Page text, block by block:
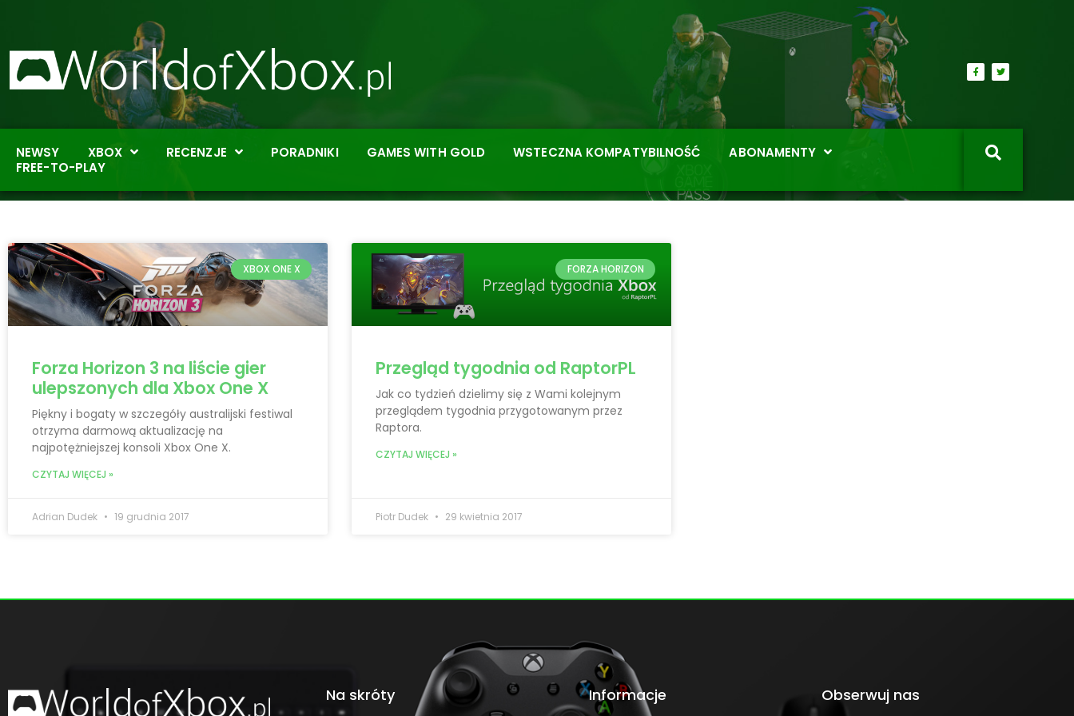
NEWSY XBOX RECENZJE PORADNIKI GAMES WITH GOLD WSTECZNA KOMPATYBILNOŚĆ
ABONAMENTY
FREE-TO-PLAY
XBOX ONE X
Forza Horizon 3 na liście gier
ulepszonych dla Xbox One X
Piękny i bogaty w szczegóły australijski festiwal
otrzyma darmową aktualizację na
najpotężniejszej konsoli Xbox One X.
CZYTAJ WIĘCEJ »
Adrian Dudek 19 grudnia 2017
FORZA HORIZON
Przegląd tygodnia od RaptorPL
Jak co tydzień dzielimy się z Wami kolejnym
przeglądem tygodnia przygotowanym przez
Raptora.
CZYTAJ WIĘCEJ »
Piotr Dudek 29 kwietnia 2017
Na skróty Informacje Obserwuj nas